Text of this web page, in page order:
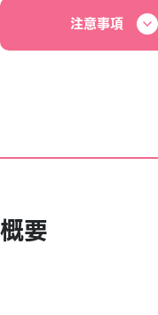
注意事項
概要